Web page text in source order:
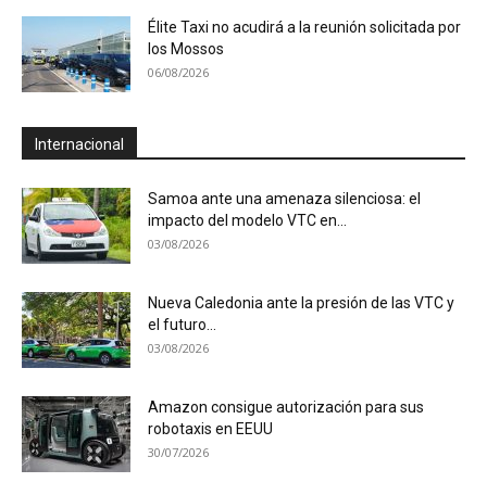
Élite Taxi no acudirá a la reunión solicitada por
los Mossos
06/08/2026
Internacional
Samoa ante una amenaza silenciosa: el
impacto del modelo VTC en...
03/08/2026
Nueva Caledonia ante la presión de las VTC y
el futuro...
03/08/2026
Amazon consigue autorización para sus
robotaxis en EEUU
30/07/2026